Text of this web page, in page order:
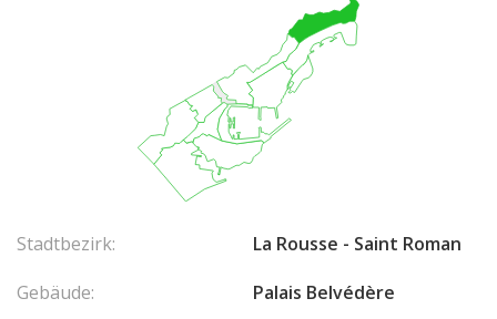
Stadtbezirk:
La Rousse - Saint Roman
Gebäude:
Palais Belvédère